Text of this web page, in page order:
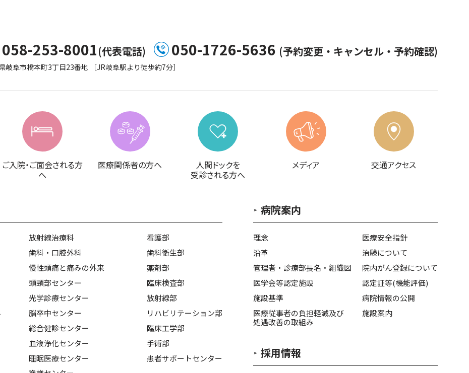
058-253-8001(代表電話) 050-1726-5636 (予約変更・キャンセル・予約確認)
岐阜市橋本町3丁目23番地 ［JR岐阜駅より徒歩約7分］
ご入院・ご面会される方
へ
医療関係者の方へ
人間ドックを
受診される方へ
メディア 交通アクセス
放射線治療科
歯科・口腔外科
慢性頭痛と痛みの外来
頭頸部センター
光学診療センター
脳卒中センター
総合健診センター
血液浄化センター
睡眠医療センター
看護部
歯科衛生部
薬剤部
臨床検査部
放射線部
リハビリテーション部
臨床工学部
手術部
患者サポートセンター
病院案内
理念
沿革
管理者・診療部長名・組織図
医学会等認定施設
施設基準
医療従事者の負担軽減及び
処遇改善の取組み
医療安全指針
治験について
院内がん登録について
認定証等(機能評価)
病院情報の公開
施設案内
採用情報